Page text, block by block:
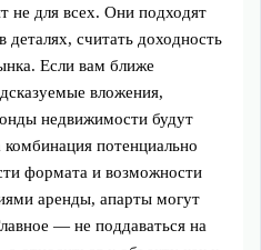
для всех. Они подходят
деталях, считать доходность
Если вам ближе
вложения,
недвижимости будут
потенциально
формата и возможности
аренды, апарты могут
— не поддаваться на